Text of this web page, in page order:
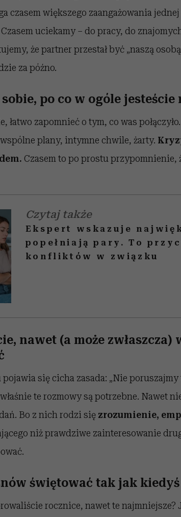
czasem większego zaangażowania
Czasem uciekamy – do pracy, do
że partner przestał być „naszą
za późno.
po co w ogóle jesteście
łatwo zapomnieć o tym, co was
plany, intymne chwile, żarty.
Czasem to po prostu przypomnienie,
Czytaj także
Ekspert wskazuje
popełniają pary. To
konfliktów w związku
nawet (a może zwłaszcza)
pojawia się cicha zasada: „Nie
te rozmowy są potrzebne. Nawet
Bo z nich rodzi się zrozumienie,
niż prawdziwe zainteresowanie
świętować tak jak kiedyś
rocznice, nawet te najmniejsze?